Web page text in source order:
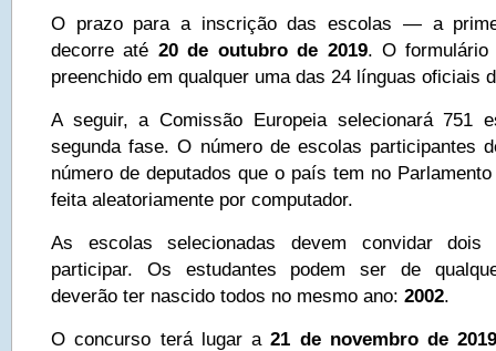
O prazo para a inscrição das escolas — a
decorre até 20 de outubro de 2019. O formulário
preenchido em qualquer uma das 24 línguas oficiais
A seguir, a Comissão Europeia selecionará 751
segunda fase. O número de escolas participantes
número de deputados que o país tem no
feita aleatoriamente por computador.
As escolas selecionadas devem convidar
participar. Os estudantes podem ser de
deverão ter nascido todos no mesmo ano: 2002.
O concurso terá lugar a21 de novembro de